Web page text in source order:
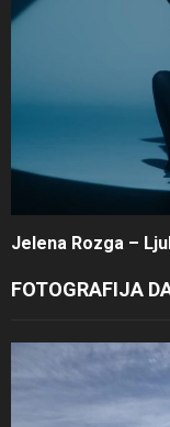
Jelena Rozga –
FOTOGRAFIJA